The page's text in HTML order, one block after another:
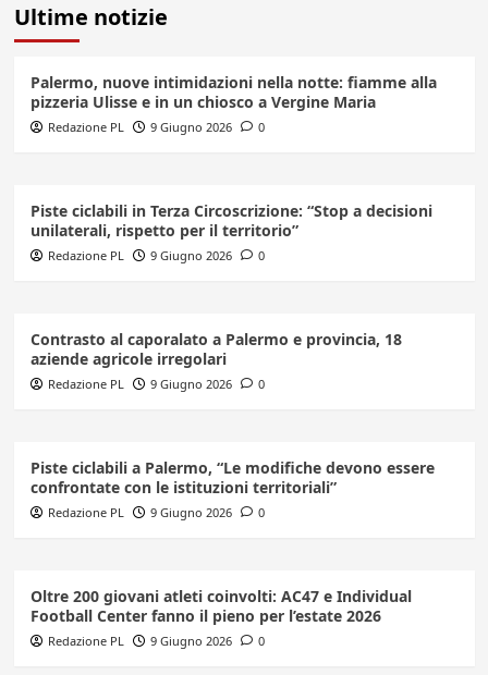
Ultime notizie
Palermo, nuove intimidazioni nella notte: fiamme alla
pizzeria Ulisse e in un chiosco a Vergine Maria
Redazione PL 9 Giugno 2026 0
Piste ciclabili in Terza Circoscrizione: “Stop a decisioni
unilaterali, rispetto per il territorio”
Redazione PL 9 Giugno 2026 0
Contrasto al caporalato a Palermo e provincia, 18
aziende agricole irregolari
Redazione PL 9 Giugno 2026 0
Piste ciclabili a Palermo, “Le modifiche devono essere
confrontate con le istituzioni territoriali”
Redazione PL 9 Giugno 2026 0
Oltre 200 giovani atleti coinvolti: AC47 e Individual
Football Center fanno il pieno per l’estate 2026
Redazione PL 9 Giugno 2026 0